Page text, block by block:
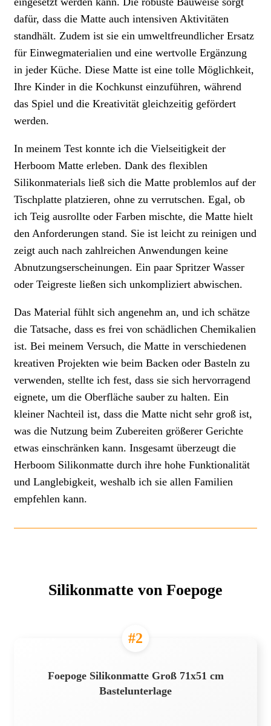
dafür, dass die Matte auch intensiven Aktivitäten
standhält. Zudem ist sie ein umweltfreundlicher Ersatz
für Einwegmaterialien und eine wertvolle Ergänzung
in jeder Küche. Diese Matte ist eine tolle Möglichkeit,
Ihre Kinder in die Kochkunst einzuführen, während
das Spiel und die Kreativität gleichzeitig gefördert
werden.
In meinem Test konnte ich die Vielseitigkeit der
Herboom Matte erleben. Dank des flexiblen
Silikonmaterials ließ sich die Matte problemlos auf der
Tischplatte platzieren, ohne zu verrutschen. Egal, ob
ich Teig ausrollte oder Farben mischte, die Matte hielt
den Anforderungen stand. Sie ist leicht zu reinigen und
zeigt auch nach zahlreichen Anwendungen keine
Abnutzungserscheinungen. Ein paar Spritzer Wasser
oder Teigreste ließen sich unkompliziert abwischen.
Das Material fühlt sich angenehm an, und ich schätze
die Tatsache, dass es frei von schädlichen Chemikalien
ist. Bei meinem Versuch, die Matte in verschiedenen
kreativen Projekten wie beim Backen oder Basteln zu
verwenden, stellte ich fest, dass sie sich hervorragend
eignete, um die Oberfläche sauber zu halten. Ein
kleiner Nachteil ist, dass die Matte nicht sehr groß ist,
was die Nutzung beim Zubereiten größerer Gerichte
etwas einschränken kann. Insgesamt überzeugt die
Herboom Silikonmatte durch ihre hohe Funktionalität
und Langlebigkeit, weshalb ich sie allen Familien
empfehlen kann.
Silikonmatte von Foepoge
#2
Foepoge Silikonmatte Groß 71x51 cm
Bastelunterlage